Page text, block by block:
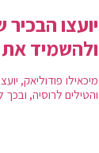
יועצו
ולהשמיד את
מיכאילו פודוליאק,
והטילים לרוסיה,